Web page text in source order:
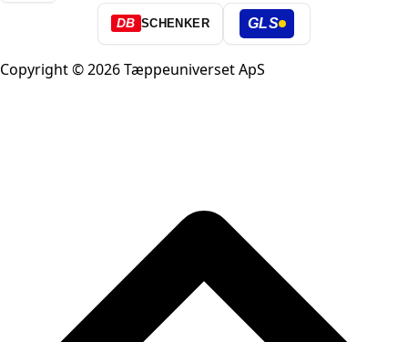
DB SCHENKER GLS
Copyright © 2026 Tæppeuniverset ApS